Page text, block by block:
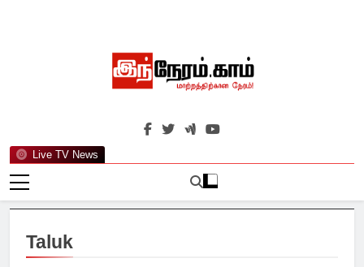
Live TV News
இந்நேரம்.காம்
செய்திகளுக்கு அப்பால்…
Taluk